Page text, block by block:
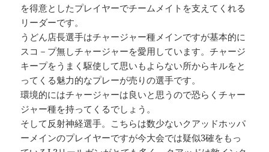
を得意としたプレイヤーでチームメイトを支えてくれる
リーダーです。
うどん店長選手はチャージャー種メインですが基本的に
スコ－プ無しチャージャーを愛用しています。チャージ
キープをうまく駆使して思いもよらない所からキルをと
ってくる魅力的なプレーが売りの選手です。
環境的にはチャージャーは良いと思うので恐らくチャー
ジャー種を持ってくるでしょう。
そして反射神経選手。こちらは数少ないクアッドホッパ
ーメインのプレイヤーですが今大会では疑似3確をもっ